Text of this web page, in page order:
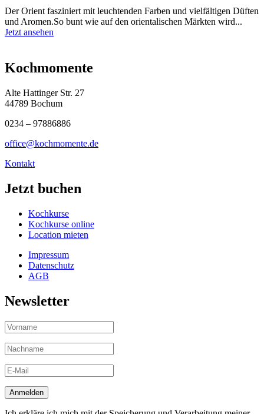
Der Orient fasziniert mit leuchtenden Farben und vielfältigen Düften
und Aromen.So bunt wie auf den orientalischen Märkten wird...
Jetzt ansehen
Kochmomente
Alte Hattinger Str. 27
44789 Bochum
0234 – 97886886
office@kochmomente.de
Kontakt
Jetzt buchen
Kochkurse
Kochkurse online
Location mieten
Impressum
Datenschutz
AGB
Newsletter